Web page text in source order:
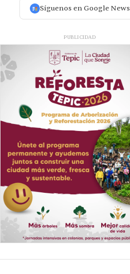
Síguenos en Google News
PUBLICIDAD